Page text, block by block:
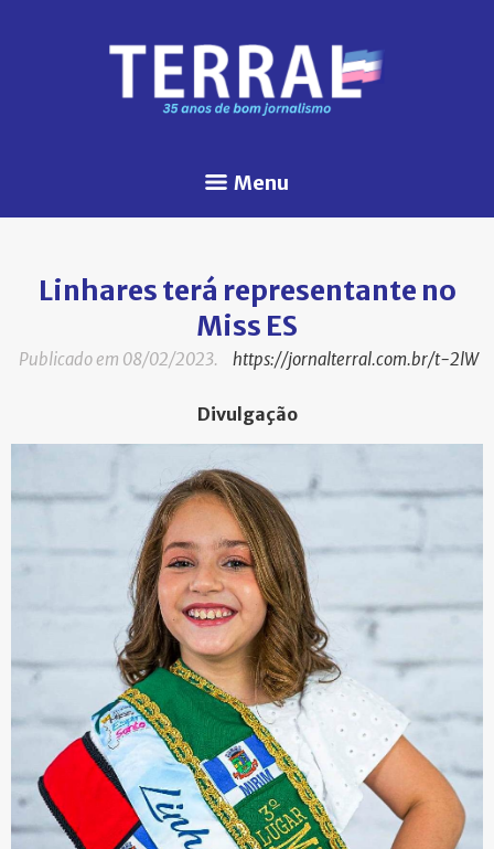
Menu
Linhares terá representante no
Miss ES
Publicado em 08/02/2023. https://jornalterral.com.br/t-2lW
Divulgação